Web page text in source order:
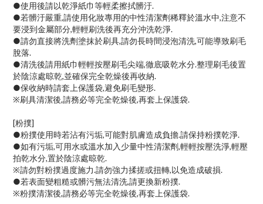
●使用後請以乾淨紙巾等輕柔擦拭髒汙.
●若髒汙嚴重,請使用化妝專用的中性清潔劑稀釋於溫水中,注意不
要浸到金屬部分,輕輕刷洗後再充分沖洗乾淨.
●請勿直接將洗劑塗抹於刷具,請勿長時間浸泡清洗,可能導致刷毛
脫落.
●清洗後請用紙巾輕輕按壓刷毛尖端,徹底吸乾水分.整理刷毛後置
於陰涼處晾乾,並確保完全乾燥後再收納.
●保收納時請套上保護袋,避免刷毛變形.
※刷具清潔後,請務必等完全乾燥後,再套上保護袋.
[粉撲]
●粉撲使用時若沾有污垢,可能對肌膚造成負擔.請保持粉撲乾淨.
●如有污垢,可用水或溫水加入少量中性清潔劑,輕輕按壓洗淨,輕壓
拍乾水分,置於陰涼處晾乾.
※請勿對粉撲過度施力.請勿強力揉搓或扭轉,以免造成破損.
●若表面變粗糙或髒污無法清洗,請更換新粉撲.
※粉撲清潔後,請務必等完全乾燥後,再套上保護袋.